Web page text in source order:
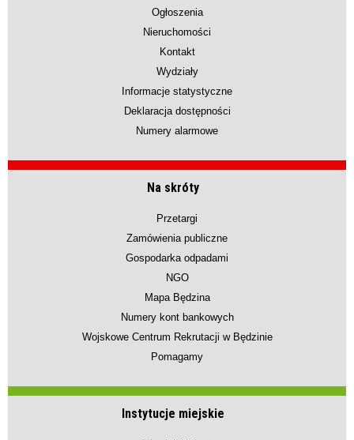
Ogłoszenia
Nieruchomości
Kontakt
Wydziały
Informacje statystyczne
Deklaracja dostępności
Numery alarmowe
Na skróty
Przetargi
Zamówienia publiczne
Gospodarka odpadami
NGO
Mapa Będzina
Numery kont bankowych
Wojskowe Centrum Rekrutacji w Będzinie
Pomagamy
Instytucje miejskie